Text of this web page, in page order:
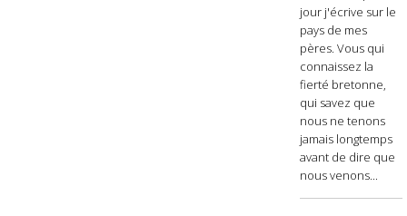
jour j'écrive sur le
pays de mes
pères. Vous qui
connaissez la
fierté bretonne,
qui savez que
nous ne tenons
jamais longtemps
avant de dire que
nous venons...